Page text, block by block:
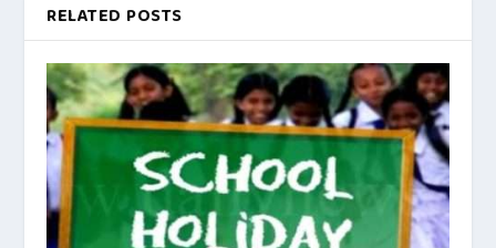
RELATED POSTS